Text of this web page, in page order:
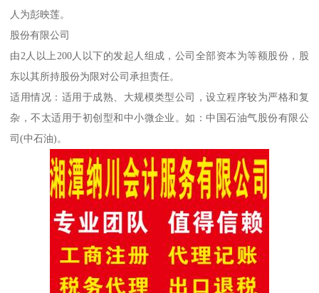
人为彭映莲。
股份有限公司
由2人以上200人以下的发起人组成，公司全部资本为等额股份，股
东以其所持股份为限对公司承担责任。
适用情况：适用于成熟、大规模类型公司，设立程序较为严格和复
杂，不太适用于初创型和中小微企业。如：中国石油气股份有限公
司(中石油)。